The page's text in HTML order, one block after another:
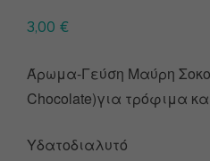
3,00 €
Άρωμα-Γεύση Μαύρη
Chocolate)για τρόφιμα
Υδατοδιαλυτό